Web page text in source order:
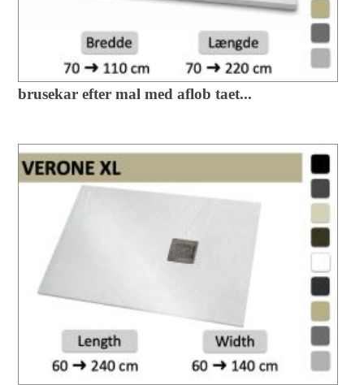
brusekar efter mal med aflob taet...